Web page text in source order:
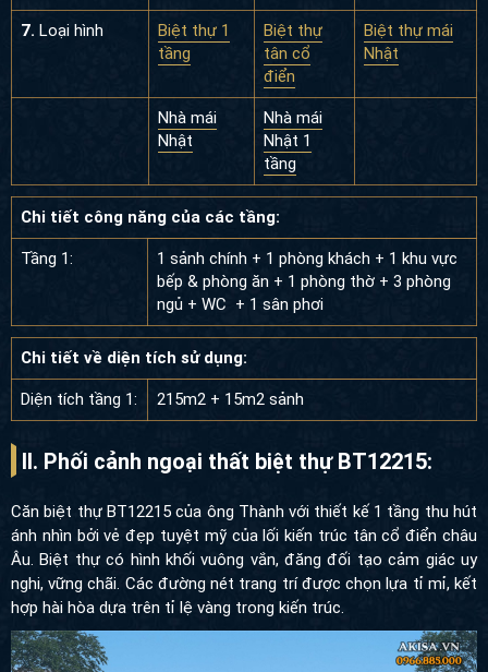
7. Loại hình
Biệt thự 1
tầng
Biệt thự
tân cổ
điển
Biệt thự mái
Nhật
Nhà mái
Nhật
Nhà mái
Nhật 1
tầng
Chi tiết công năng của các tầng:
Tầng 1:
1 sảnh chính + 1 phòng khách + 1 khu vực
bếp & phòng ăn + 1 phòng thờ + 3 phòng
ngủ + WC + 1 sân phơi
Chi tiết về diện tích sử dụng:
Diện tích tầng 1: 215m2 + 15m2 sảnh
II. Phối cảnh ngoại thất biệt thự BT12215:
Căn biệt thự BT12215 của ông Thành với thiết kế 1 tầng thu hút
ánh nhìn bởi vẻ đẹp tuyệt mỹ của lối kiến trúc tân cổ điển châu
Âu. Biệt thự có hình khối vuông vắn, đăng đối tạo cảm giác uy
nghi, vững chãi. Các đường nét trang trí được chọn lựa tỉ mỉ, kết
hợp hài hòa dựa trên tỉ lệ vàng trong kiến trúc.